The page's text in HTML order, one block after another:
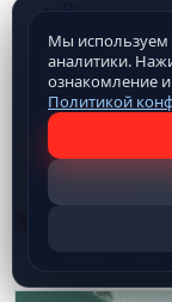
Мы используем
аналитики.
ознакомление и
Политикой